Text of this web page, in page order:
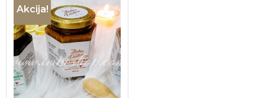
Akcija!